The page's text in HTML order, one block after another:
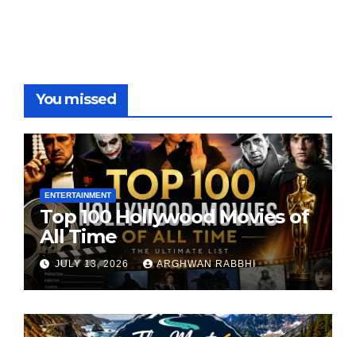
You missed
ENTERTAINMENT
Top 100 Hollywood Movies of
All Time
JULY 13, 2026 ARGHWAN RABBHI